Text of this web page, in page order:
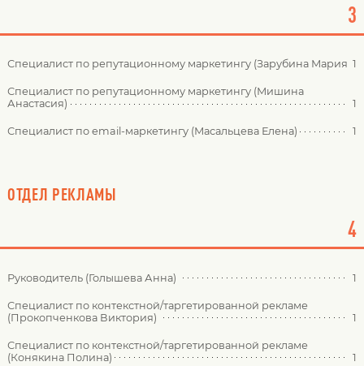
3
Специалист по репутационному маркетингу (Зарубина Мария)1
Специалист по репутационному маркетингу (Мишина
Анастасия)
1
Специалист по email-маркетингу (Масальцева Елена) 1
ОТДЕЛ РЕКЛАМЫ
4
Руководитель (Голышева Анна) 1
Специалист по контекстной/таргетированной рекламе
(Прокопченкова Виктория)
1
Специалист по контекстной/таргетированной рекламе
(Конякина Полина)
1